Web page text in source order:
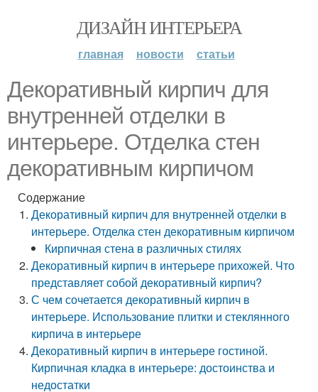
ДИЗАЙН ИНТЕРЬЕРА
главная новости статьи
Декоративный кирпич для
внутренней отделки в
интерьере. Отделка стен
декоративным кирпичом
Содержание
Декоративный кирпич для внутренней отделки в
интерьере. Отделка стен декоративным кирпичом
Кирпичная стена в различных стилях
Декоративный кирпич в интерьере прихожей. Что
представляет собой декоративный кирпич?
С чем сочетается декоративный кирпич в
интерьере. Использование плитки и стеклянного
кирпича в интерьере
Декоративный кирпич в интерьере гостиной.
Кирпичная кладка в интерьере: достоинства и
недостатки